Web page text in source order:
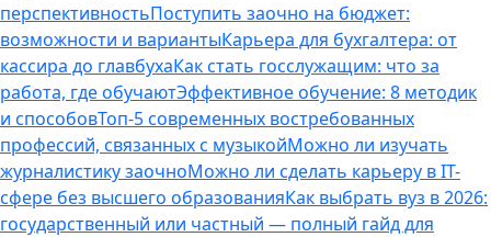
перспективностьПоступить заочно на бюджет:
возможности и вариантыКарьера для бухгалтера: от
кассира до главбухаКак стать госслужащим: что за
работа, где обучаютЭффективное обучение: 8 методик
и способовТоп-5 современных востребованных
профессий, связанных с музыкойМожно ли изучать
журналистику заочноМожно ли сделать карьеру в IT-
сфере без высшего образованияКак выбрать вуз в 2026:
государственный или частный — полный гайд для